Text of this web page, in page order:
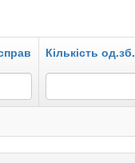
Кількість од.зб.